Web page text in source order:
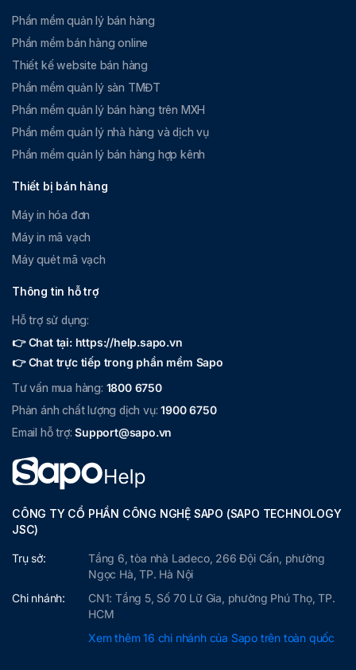
Phần mềm quản lý bán hàng
Phần mềm bán hàng online
Thiết kế website bán hàng
Phần mềm quản lý sàn TMĐT
Phần mềm quản lý bán hàng trên MXH
Phần mềm quản lý nhà hàng và dịch vụ
Phần mềm quản lý bán hàng hợp kênh
Thiết bị bán hàng
Máy in hóa đơn
Máy in mã vạch
Máy quét mã vạch
Thông tin hỗ trợ
Hỗ trợ sử dụng:
👉 Chat tại: https://help.sapo.vn
👉 Chat trực tiếp trong phần mềm Sapo
Tư vấn mua hàng: 1800 6750
Phản ánh chất lượng dịch vụ:1900 6750
Email hỗ trợ:Support@sapo.vn
CÔNG TY CỔ PHẦN CÔNG NGHỆ SAPO (SAPO TECHNOLOGY
JSC)
Trụ sở:
Tầng 6, tòa nhà Ladeco, 266 Đội Cấn, phường
Ngọc Hà, TP. Hà Nội
Chi nhánh:
CN1: Tầng 5, Số 70 Lữ Gia, phường Phú Thọ, TP.
HCM
Xem thêm 16 chi nhánh của Sapo trên toàn quốc